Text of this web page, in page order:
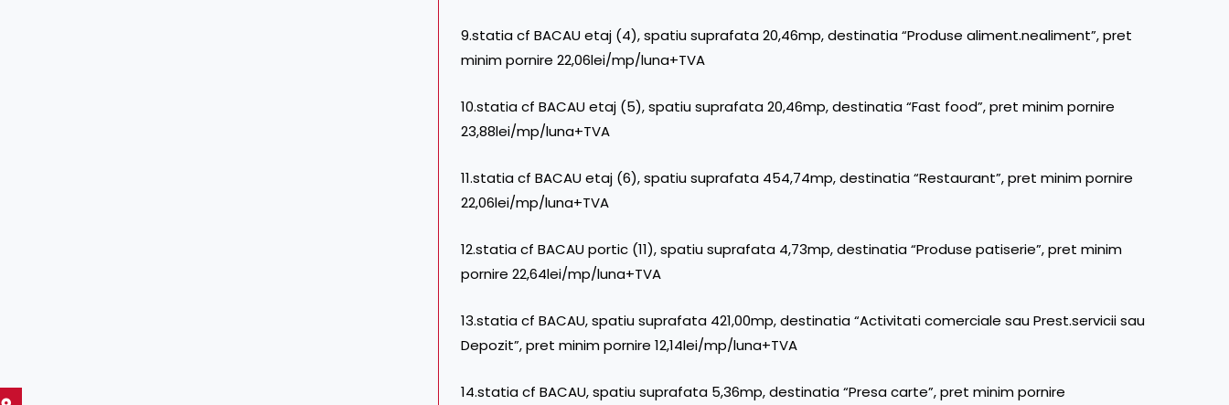
9.statia cf BACAU etaj (4), spatiu suprafata 20,46mp, destinatia “Produse aliment.nealiment”, pret
minim pornire 22,06lei/mp/luna+TVA
10.statia cf BACAU etaj (5), spatiu suprafata 20,46mp, destinatia “Fast food”, pret minim pornire
23,88lei/mp/luna+TVA
11.statia cf BACAU etaj (6), spatiu suprafata 454,74mp, destinatia “Restaurant”, pret minim pornire
22,06lei/mp/luna+TVA
12.statia cf BACAU portic (11), spatiu suprafata 4,73mp, destinatia “Produse patiserie”, pret minim
pornire 22,64lei/mp/luna+TVA
13.statia cf BACAU, spatiu suprafata 421,00mp, destinatia “Activitati comerciale sau Prest.servicii sau
Depozit”, pret minim pornire 12,14lei/mp/luna+TVA
14.statia cf BACAU, spatiu suprafata 5,36mp, destinatia “Presa carte”, pret minim pornire